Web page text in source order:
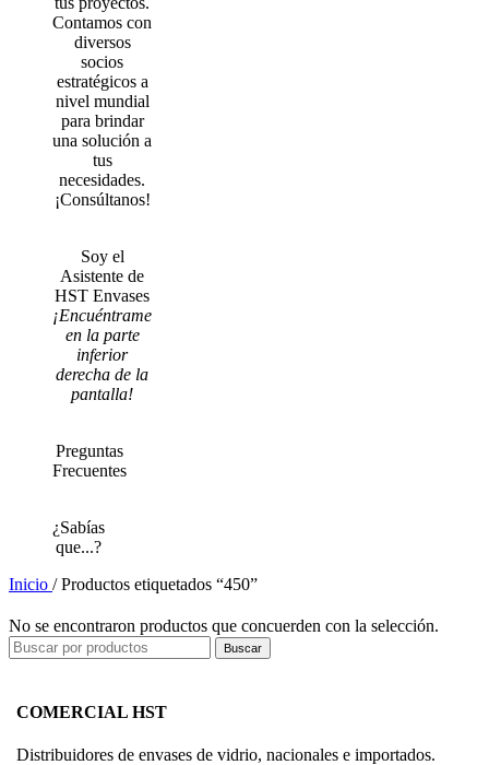
Contamos con
diversos
socios
estratégicos a
nivel mundial
para brindar
una solución a
tus
necesidades.
¡Consúltanos!
Soy el
Asistente de
HST Envases
¡Encuéntrame
en la parte
inferior
derecha de la
pantalla!
Preguntas
Frecuentes
¿Sabías
que...?
Inicio / Productos etiquetados “450”
No se encontraron productos que concuerden con la selección.
Buscar
COMERCIAL HST
Distribuidores de envases de vidrio, nacionales e importados.